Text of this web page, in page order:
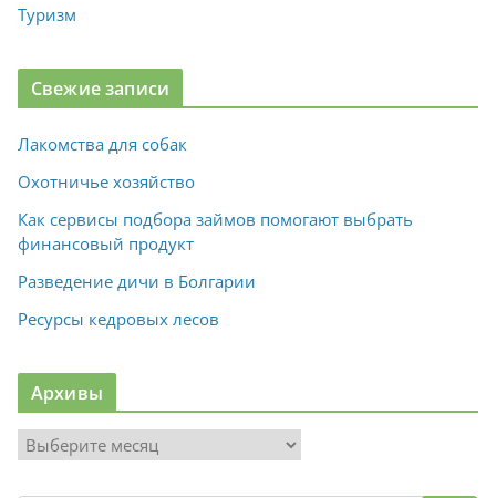
Туризм
Свежие записи
Лакомства для собак
Охотничье хозяйство
Как сервисы подбора займов помогают выбрать
финансовый продукт
Разведение дичи в Болгарии
Ресурсы кедровых лесов
Архивы
р